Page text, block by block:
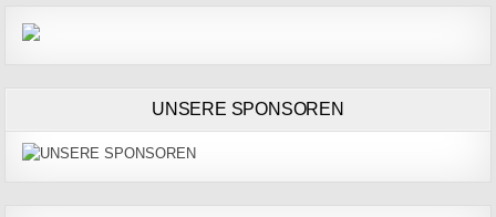
UNSERE SPONSOREN